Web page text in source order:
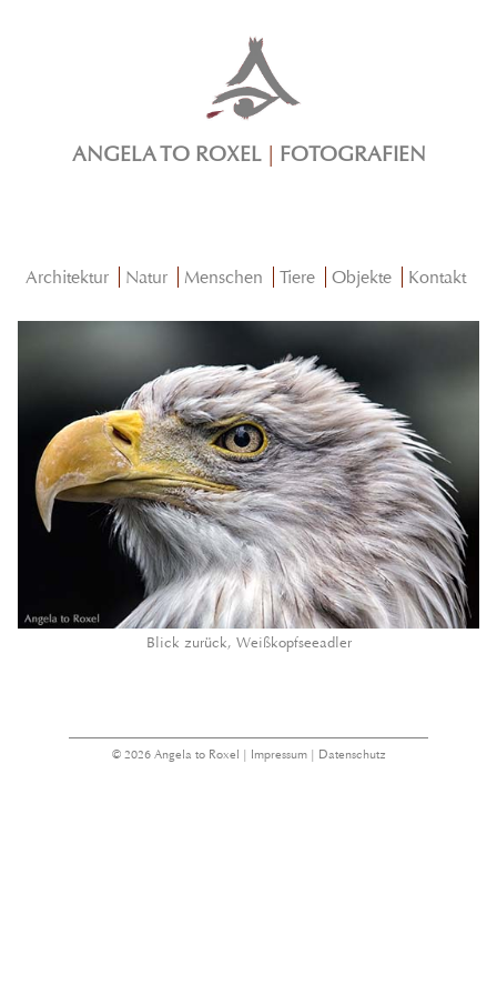
ANGELA TO ROXEL FOTOGRAFIEN
Architektur Natur Menschen Tiere Objekte Kontakt
Blick zurück, Weißkopfseeadler
© 2026 Angela to Roxel | Impressum| Datenschutz